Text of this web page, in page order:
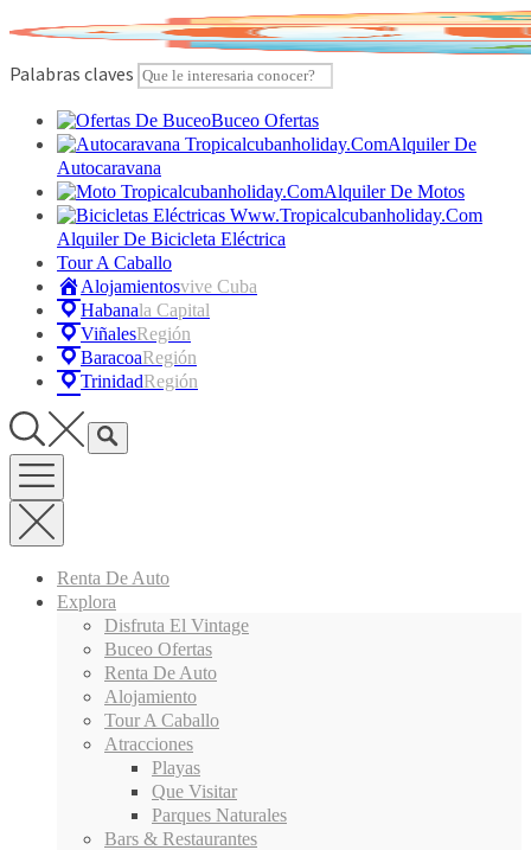
content
Palabras claves
Buceo Ofertas
Alquiler De
Autocaravana
Alquiler De Motos
Alquiler De Bicicleta Eléctrica
Tour A Caballo
AlojamientosVive Cuba
HabanaLa Capital
ViñalesRegión
BaracoaRegión
TrinidadRegión
Renta De Auto
Explora
Disfruta El Vintage
Buceo Ofertas
Renta De Auto
Alojamiento
Tour A Caballo
Atracciones
Playas
Que Visitar
Parques Naturales
Bars & Restaurantes